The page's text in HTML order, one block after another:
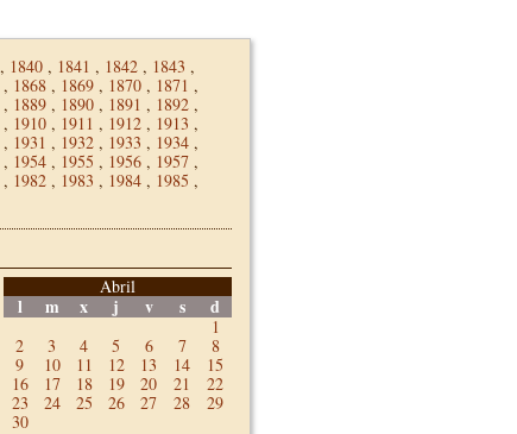
, 1840 , 1841 , 1842 , 1843 ,
, 1868 , 1869 , 1870 , 1871 ,
, 1889 , 1890 , 1891 , 1892 ,
, 1910 , 1911 , 1912 , 1913 ,
, 1931 , 1932 , 1933 , 1934 ,
, 1954 , 1955 , 1956 , 1957 ,
, 1982 , 1983 , 1984 , 1985 ,
Abril
l m x j v s d
1
2
3 4 5 6 7
8
9
10 11 12 13 14
15
16
17 18 19 20 21
22
23
24 25 26 27 28
29
30